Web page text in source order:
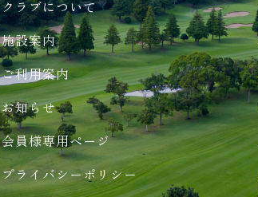
クラブについて
施設案内
ご利用案内
お知らせ
会員様専用ページ
プライバシーポリシー